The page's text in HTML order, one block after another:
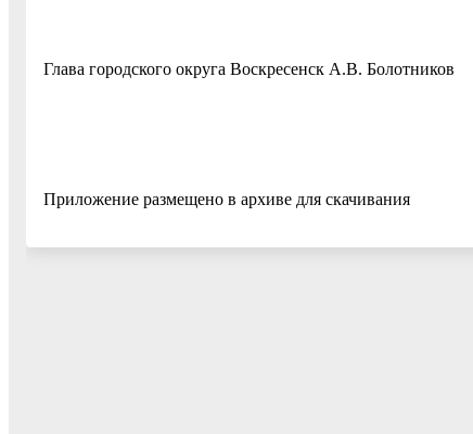
Глава городского округа Воскресенск А.В. Болотников
Приложение размещено в архиве для скачивания